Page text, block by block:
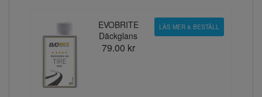
EVOBRITE
Däckglans
79.00 kr
LÄS MER & BESTÄLL